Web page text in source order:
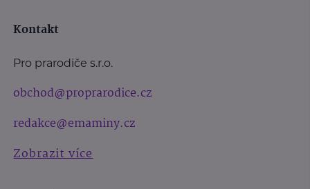
Kontakt
Pro prarodiče s.r.o.
obchod@proprarodice.cz
redakce@emaminy.cz
Zobrazit více